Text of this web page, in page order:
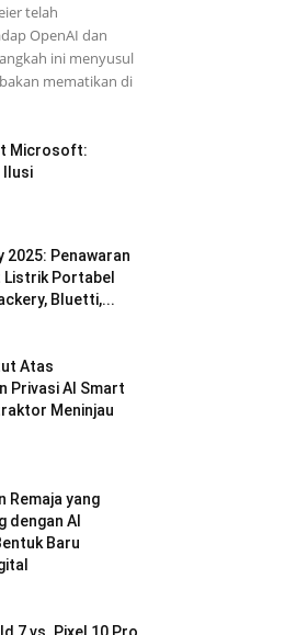
telah
OpenAI dan
ini menyusul
mematikan di
Microsoft:
Ilusi
2025: Penawaran
Listrik Portabel
Bluetti,...
Atas
Privasi AI Smart
Meninjau
Remaja yang
dengan AI
Baru